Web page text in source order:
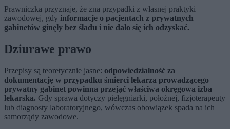
Prawniczka przyznaje, że zna przypadki z własnej praktyki
zawodowej, gdy informacje o pacjentach z prywatnych
gabinetów ginęły bez śladu i nie dało się ich odzyskać.
Dziurawe prawo
Przepisy są teoretycznie jasne: odpowiedzialność za
dokumentację w przypadku śmierci lekarza prowadzącego
prywatny gabinet powinna przejąć właściwa okręgowa izba
lekarska. Gdy sprawa dotyczy pielęgniarki, położnej, fizjoterapeuty
lub diagnosty laboratoryjnego, wówczas obowiązek spada na ich
samorządy zawodowe.